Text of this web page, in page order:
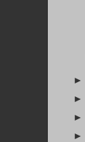
►
►
►
►